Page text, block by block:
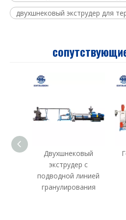
двухшнековый экструдер для
Двухшнековый
экструдер с
подводной линией
гранулирования